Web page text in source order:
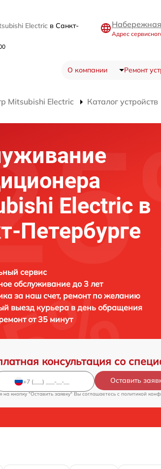
Electric в Санкт-
Адрес
О компании Ремонт
Mitsubishi Electric Каталог устройств
Electric в
Петербурге
сервис
обслуживание до 3 лет
за наш счет, ремонт по желанию
выезд курьера в день обращения
от 35 минут
консультация со
Оставить
на кнопку "Оставить заявку" Вы соглашаетесь c политикой